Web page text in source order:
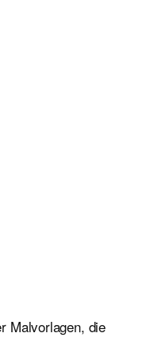
Malvorlagen, die